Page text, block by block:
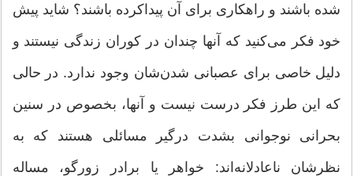
شده باشند و راهکاری برای آن پیداکرده باشند؟ شاید پیش
خود فکر می‌کنید که آنها چندان در کوران زندگی نیستند و
دلیل خاصی برای عصبانی شدن‌شان وجود ندارد. در حالی
که این طرز فکر درست نیست و آنها، بخصوص در سنین
بحرانی نوجوانی بشدت درگیر مسائلی هستند که به
نظرشان ناعادلانه‌اند: خواهر یا برادر زورگو، مساله